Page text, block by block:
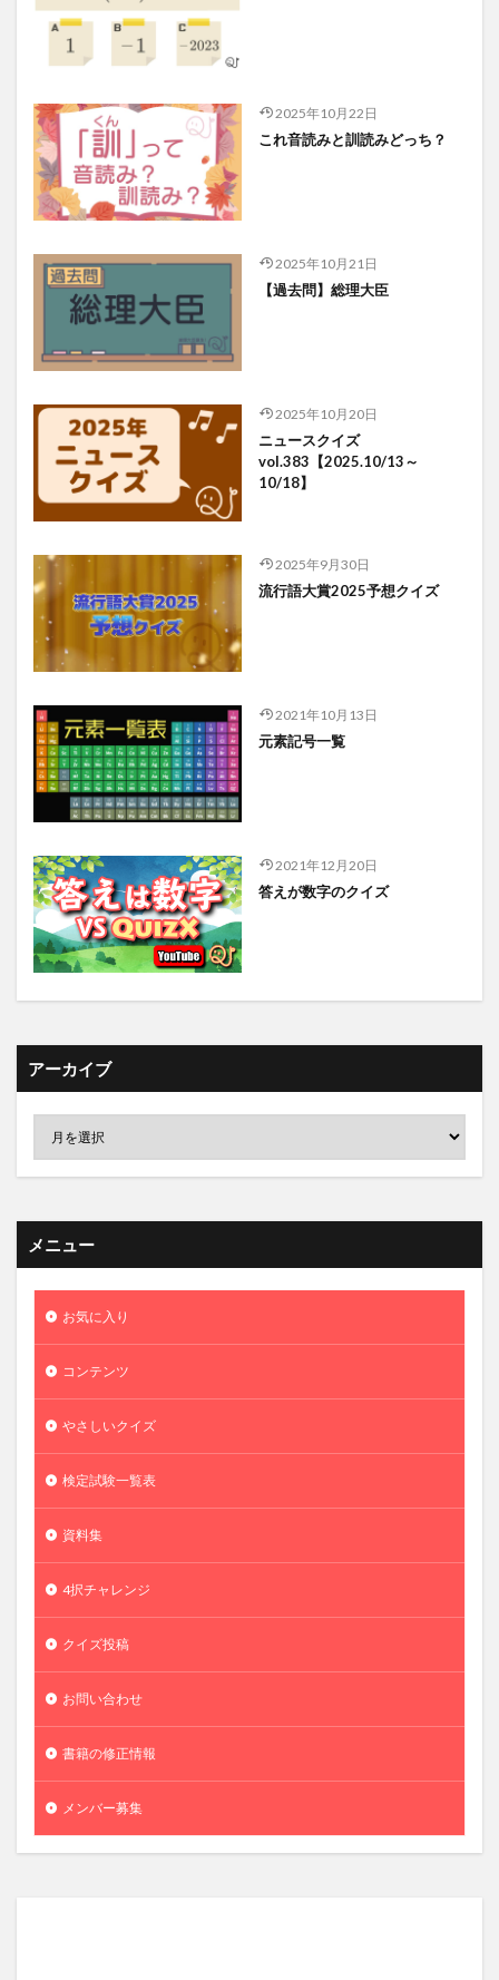
2025年10月22日
これ音読みと訓読みどっち？
2025年10月21日
【過去問】総理大臣
2025年10月20日
ニュースクイズ
vol.383【2025.10/13～
10/18】
2025年9月30日
流行語大賞2025予想クイズ
2021年10月13日
元素記号一覧
2021年12月20日
答えが数字のクイズ
アーカイブ
メニュー
お気に入り
コンテンツ
やさしいクイズ
検定試験一覧表
資料集
4択チャレンジ
クイズ投稿
お問い合わせ
書籍の修正情報
メンバー募集